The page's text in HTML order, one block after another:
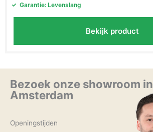
Garantie: Levenslang
Bekijk product
Bezoek onze showroom in
Amsterdam
Openingstijden